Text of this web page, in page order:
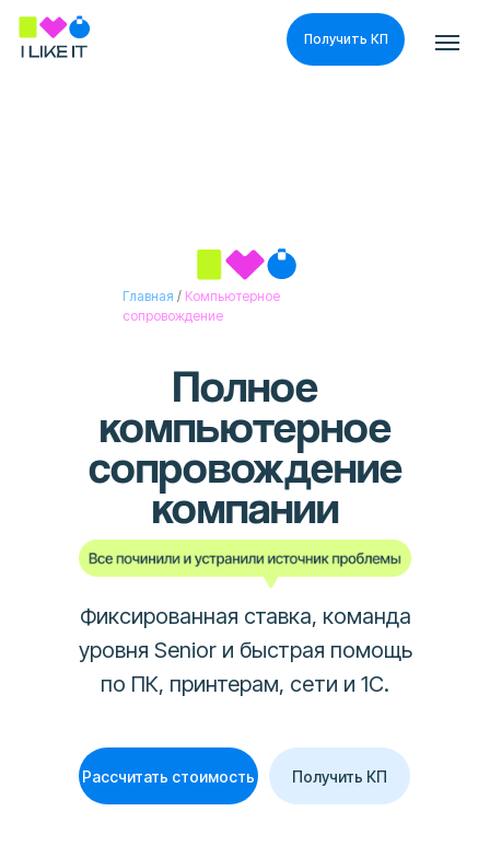
Получить КП
Получить КП
Рассчитать стоимость Получить КП
Фиксированная ставка, команда
уровня Senior и быстрая помощь
по ПК, принтерам, сети и 1С.
Полное
компьютерное
сопровождение
компании
Главная / Компьютерное
сопровождение